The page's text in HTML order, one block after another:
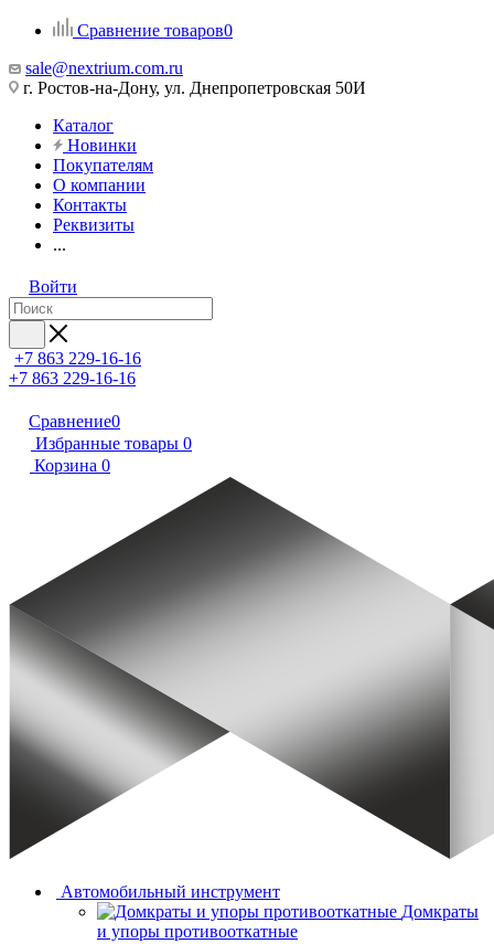
Сравнение товаров0
sale@nextrium.com.ru
г. Ростов-на-Дону, ул. Днепропетровская 50И
Каталог
Новинки
Покупателям
О компании
Контакты
Реквизиты
...
Войти
+7 863 229-16-16
+7 863 229-16-16
Сравнение0
Избранные товары 0
Корзина 0
Автомобильный инструмент
Домкраты
и упоры противооткатные